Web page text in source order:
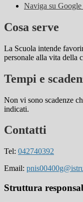
Naviga su
Cosa serve
La Scuola intende
personale alla vita della
Tempi e
Non vi sono scadenze
indicati.
Contatti
Tel: 042740392
Email:
Struttura